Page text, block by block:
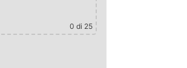
0 di 25